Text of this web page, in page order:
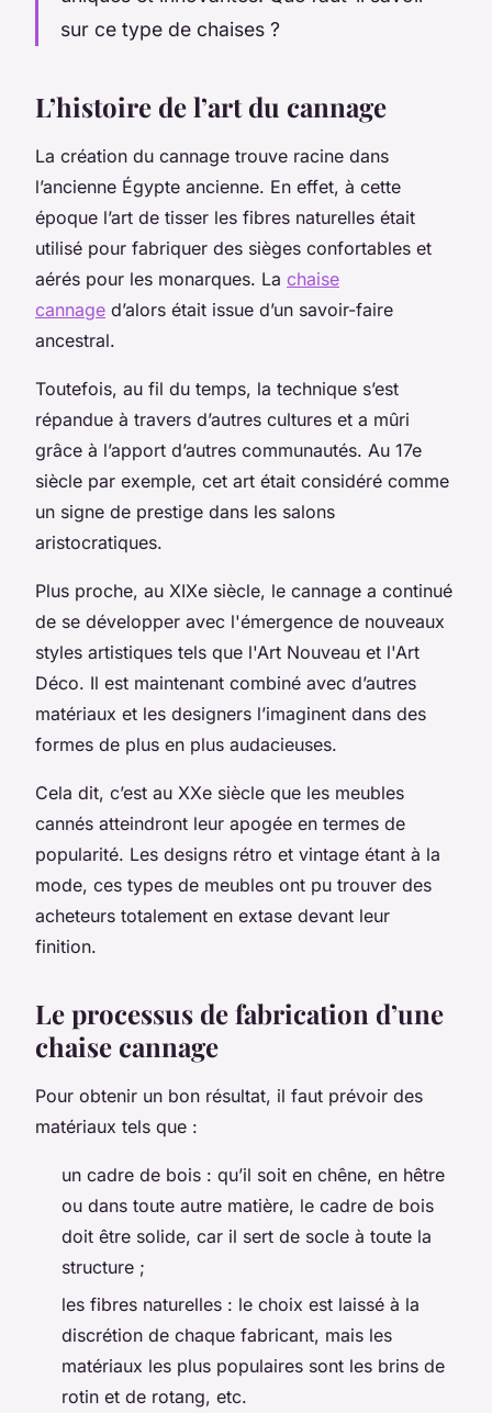
sur ce type de chaises ?
L’histoire de l’art du cannage
La création du cannage trouve racine dans
l’ancienne Égypte ancienne. En effet, à cette
époque l’art de tisser les fibres naturelles était
utilisé pour fabriquer des sièges confortables et
aérés pour les monarques. La chaise
cannage d’alors était issue d’un savoir-faire
ancestral.
Toutefois, au fil du temps, la technique s’est
répandue à travers d’autres cultures et a mûri
grâce à l’apport d’autres communautés. Au 17e
siècle par exemple, cet art était considéré comme
un signe de prestige dans les salons
aristocratiques.
Plus proche, au XIXe siècle, le cannage a continué
de se développer avec l'émergence de nouveaux
styles artistiques tels que l'Art Nouveau et l'Art
Déco. Il est maintenant combiné avec d’autres
matériaux et les designers l’imaginent dans des
formes de plus en plus audacieuses.
Cela dit, c’est au XXe siècle que les meubles
cannés atteindront leur apogée en termes de
popularité. Les designs rétro et vintage étant à la
mode, ces types de meubles ont pu trouver des
acheteurs totalement en extase devant leur
finition.
Le processus de fabrication d’une
chaise cannage
Pour obtenir un bon résultat, il faut prévoir des
matériaux tels que :
un cadre de bois : qu’il soit en chêne, en hêtre
ou dans toute autre matière, le cadre de bois
doit être solide, car il sert de socle à toute la
structure ;
les fibres naturelles : le choix est laissé à la
discrétion de chaque fabricant, mais les
matériaux les plus populaires sont les brins de
rotin et de rotang, etc.